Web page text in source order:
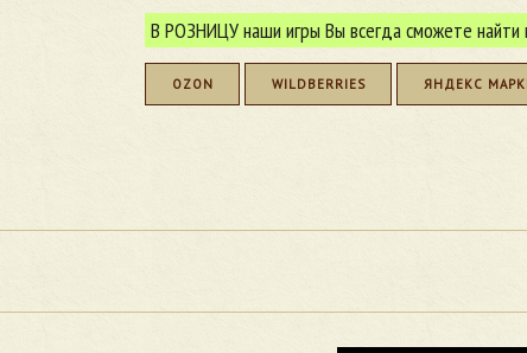
В РОЗНИЦУ наши игры Вы всегда сможете найти
OZON WILDBERRIES ЯНДЕКС